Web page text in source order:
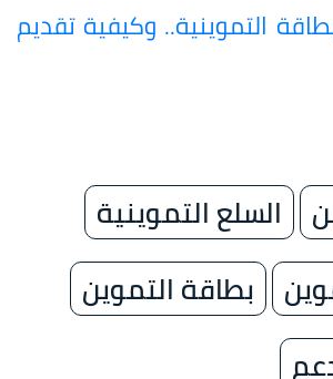
التموينية.. وكيفية تقديم
السلع التموينية
بطاقة التموين